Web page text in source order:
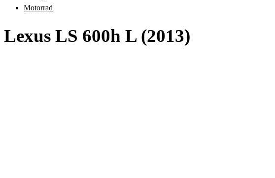
Motorrad
Lexus LS 600h L (2013)